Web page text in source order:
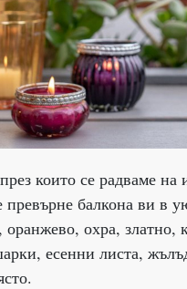
които се радваме
балкона ви в
оранжево, охра,
есенни листа,